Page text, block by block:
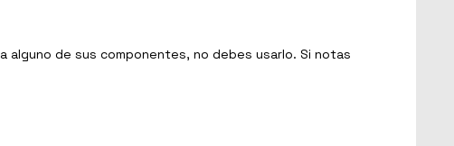
alguno de sus componentes, no debes usarlo. Si notas